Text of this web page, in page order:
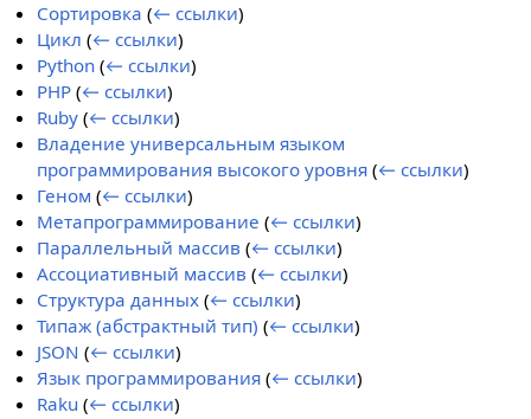
Сортировка (← ссылки)
Цикл (← ссылки)
Python (← ссылки)
PHP (← ссылки)
Ruby (← ссылки)
Владение универсальным языком
программирования высокого уровня (← ссылки)
Геном (← ссылки)
Метапрограммирование (← ссылки)
Параллельный массив (← ссылки)
Ассоциативный массив (← ссылки)
Структура данных (← ссылки)
Типаж (абстрактный тип) (← ссылки)
JSON (← ссылки)
Язык программирования (← ссылки)
Raku (← ссылки)